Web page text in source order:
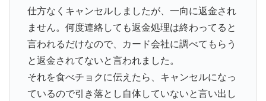
仕方なくキャンセルしましたが、一向に返金され
ません。何度連絡しても返金処理は終わってると
言われるだけなので、カード会社に調べてもらう
と返金されてないと言われました。
それを食べチョクに伝えたら、キャンセルになっ
ているので引き落とし自体していないと言い出し